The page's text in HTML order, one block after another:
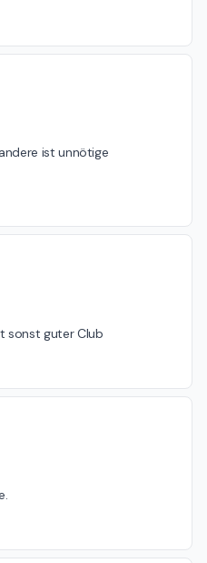
ist unnötige
sonst guter Club